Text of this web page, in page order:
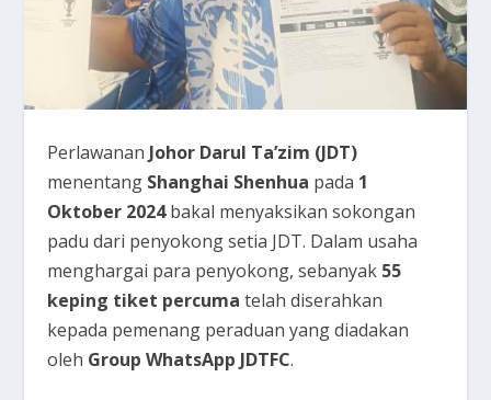
Perlawanan Johor Darul Ta’zim (JDT)
menentang Shanghai Shenhua pada 1
Oktober 2024bakal menyaksikan sokongan
padu dari penyokong setia JDT. Dalam usaha
menghargai para penyokong, sebanyak 55
keping tiket percuma telah diserahkan
kepada pemenang peraduan yang diadakan
oleh Group WhatsApp JDTFC.